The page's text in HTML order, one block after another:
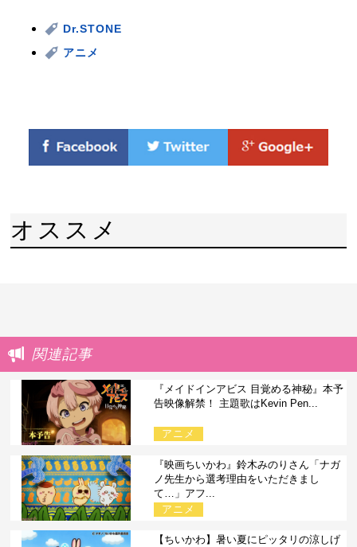
Dr.STONE
アニメ
オススメ
関連記事
『メイドインアビス 目覚める神秘』本予
告映像解禁！ 主題歌はKevin Pen...
アニメ
『映画ちいかわ』鈴木みのりさん「ナガ
ノ先生から選考理由をいただきまし
て…」アフ...
アニメ
【ちいかわ】暑い夏にピッタリの涼しげ